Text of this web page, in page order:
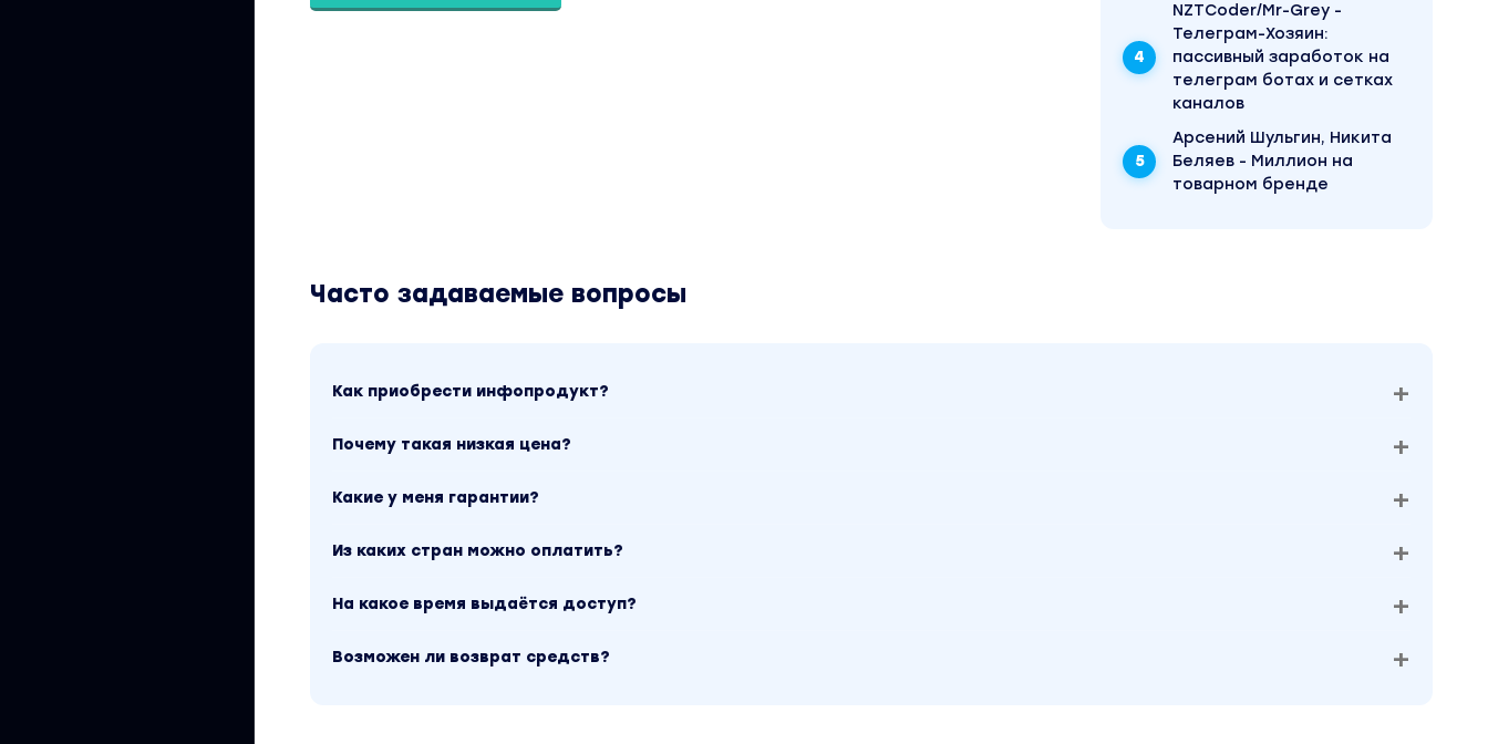
NZTCoder/Mr-Grey -
Телеграм-Хозяин:
пассивный заработок на
телеграм ботах и сетках
каналов
Арсений Шульгин, Никита
Беляев - Миллион на
товарном бренде
Часто задаваемые вопросы
Как приобрести инфопродукт?
Почему такая низкая цена?
Какие у меня гарантии?
Из каких стран можно оплатить?
На какое время выдаётся доступ?
Возможен ли возврат средств?